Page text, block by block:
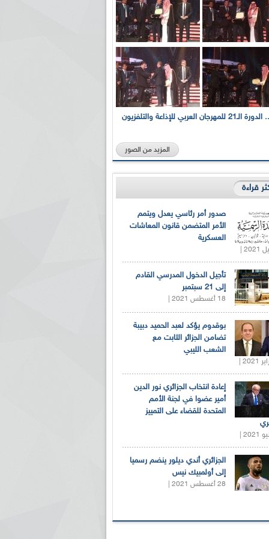
بالصور... الدورة الـ21 للمهرجان العربي للإذاعة والتلفزيون
المزيد من الصور
قراءة
صدور أمر رئاسي يعدل ويتمم
الأمر المتضمن قانون المعاشات
العسكرية
تأجيل الدخول المدرسي القادم
إلى 21 سبتمبر
18 أغسطس 2021 |
بوقدوم يؤكد لعبد الحميد دبيبة
تضامن الجزائر الثابت مع
الشعب الليبي
إعادة انتخاب الجزائري نور الدين
أمير عضوا في لجنة الأمم
المتحدة للقضاء على التمييز
الجزائري أندي ديلور ينضم رسميا
إلى أولمبيك نيس
28 أغسطس 2021 |